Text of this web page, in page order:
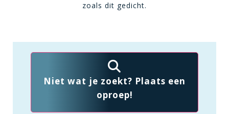
zoals dit gedicht.
Niet wat je zoekt? Plaats een
oproep!